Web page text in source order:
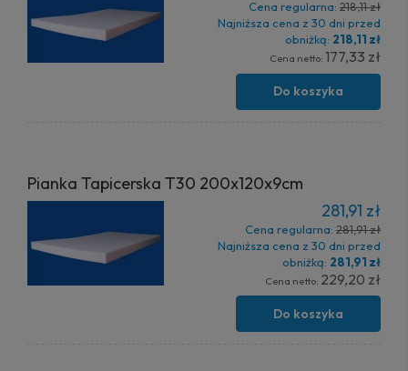
Cena regularna: 218,11 zł
Najniższa cena z 30 dni przed
obniżką: 218,11 zł
Cena netto: 177,33 zł
Do koszyka
Pianka Tapicerska T30 200x120x9cm
281,91 zł
Cena regularna: 281,91 zł
Najniższa cena z 30 dni przed
obniżką: 281,91 zł
Cena netto: 229,20 zł
Do koszyka